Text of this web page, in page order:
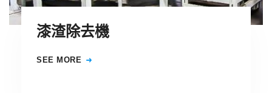
漆渣除去機
SEE MORE